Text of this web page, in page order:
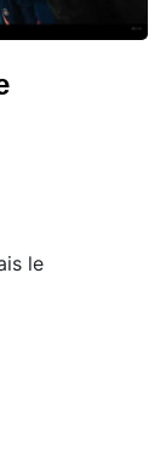
le